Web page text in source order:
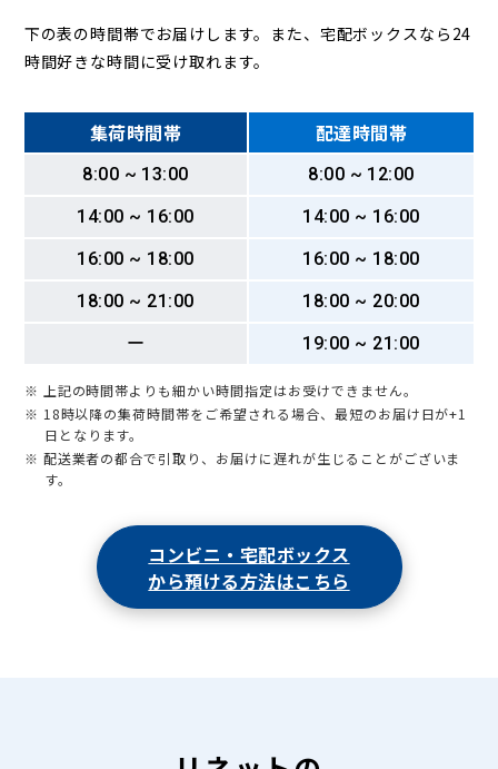
下の表の時間帯でお届けします。また、宅配ボックスなら24
時間好きな時間に受け取れます。
集荷時間帯 配達時間帯
8:00 ~ 13:00
8:00 ~ 12:00
14:00 ~ 16:00
14:00 ~ 16:00
16:00 ~ 18:00
16:00 ~ 18:00
18:00 ~ 21:00
18:00 ~ 20:00
ー
19:00 ~ 21:00
※ 上記の時間帯よりも細かい時間指定はお受けできません。
※ 18時以降の集荷時間帯をご希望される場合、最短のお届け日が+1
日となります。
※ 配送業者の都合で引取り、お届けに遅れが生じることがございま
す。
コンビニ・宅配ボックス
から預ける方法はこちら